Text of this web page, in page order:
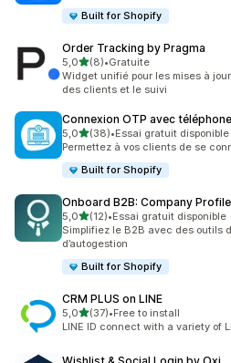
Built for Shopify
Order Tracking by Pragma
5,0étoile(s) sur 5
(8)
8 avis au total
•Gratuite
Widget unifié pour les mises à
des clients et le suivi
Connexion OTP avec téléphone
5,0étoile(s) sur 5
(38)
38 avis au total
•Essai gratuit disponible
Permettez à vos clients de se
Built for Shopify
Onboard B2B: Company
5,0étoile(s) sur 5
(12)
12 avis au total
•Essai gratuit disponible
Simplifiez le B2B avec des outils
d’autogestion
Built for Shopify
CRM PLUS on LINE
5,0étoile(s) sur 5
(37)
37 avis au total
•Free to install
LINE ID connect with a variety of